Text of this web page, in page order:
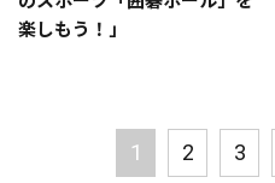
楽しもう！」
1 2 3